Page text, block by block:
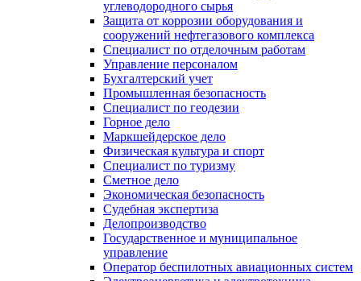
углеводородного сырья
Защита от коррозии оборудования и
сооружений нефтегазового комплекса
Специалист по отделочным работам
Управление персоналом
Бухгалтерский учет
Промышленная безопасность
Специалист по геодезии
Горное дело
Маркшейдерское дело
Физическая культура и спорт
Специалист по туризму
Сметное дело
Экономическая безопасность
Судебная экспертиза
Делопроизводство
Государственное и муниципальное
управление
Оператор беспилотных авиационных систем